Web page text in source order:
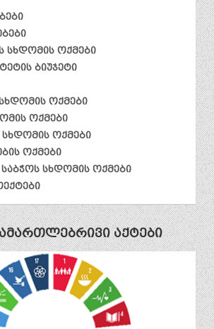
სხდომის ოქმები
ბიუჯეტი
ოქმები
ოქმები
სხდომის ოქმები
ოქმები
სხდომის ოქმები
აქტები